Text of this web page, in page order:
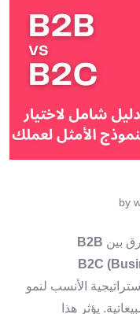
by
بين B2B
B2C
الأنسب لنمو
يؤثر هذا